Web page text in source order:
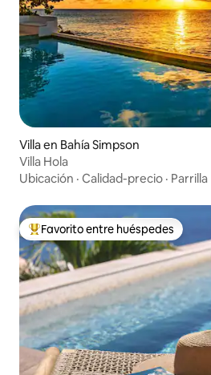
Villa en Bahía Simpson
Villa Hola
Ubicación · Calidad-precio · Parrilla
Favorito entre huéspedes preferido
Favorito entre huéspedes